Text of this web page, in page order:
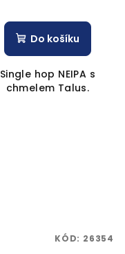
Do košíku
Single hop NEIPA s
chmelem Talus.
KÓD: 26354